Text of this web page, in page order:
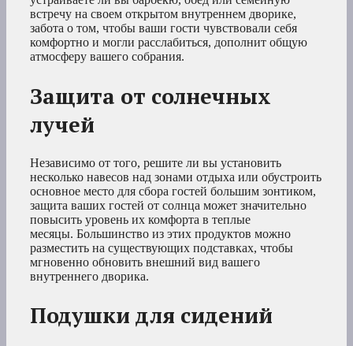
встречу на своем открытом внутреннем дворике,
забота о том, чтобы ваши гости чувствовали себя
комфортно и могли расслабиться, дополнит общую
атмосферу вашего собрания.
Защита от солнечных
лучей
Независимо от того, решите ли вы установить
несколько навесов над зонами отдыха или обустроить
основное место для сбора гостей большим зонтиком,
защита ваших гостей от солнца может значительно
повысить уровень их комфорта в теплые
месяцы. Большинство из этих продуктов можно
разместить на существующих подставках, чтобы
мгновенно обновить внешний вид вашего
внутреннего дворика.
Подушки для сидений